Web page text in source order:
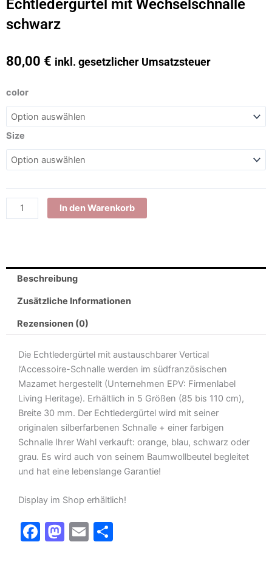
Echtledergürtel mit Wechselschnalle
schwarz
80,00 € inkl. gesetzlicher Umsatzsteuer
color
Size
Echtledergürtel
mit
Wechselschnalle
schwarz
Menge
In den Warenkorb
Beschreibung
Zusätzliche Informationen
Rezensionen (0)
Die Echtledergürtel mit austauschbarer Vertical
l’Accessoire-Schnalle werden im südfranzösischen
Mazamet hergestellt (Unternehmen EPV: Firmenlabel
Living Heritage). Erhältlich in 5 Größen (85 bis 110 cm),
Breite 30 mm. Der Echtledergürtel wird mit seiner
originalen silberfarbenen Schnalle + einer farbigen
Schnalle Ihrer Wahl verkauft: orange, blau, schwarz oder
grau. Es wird auch von seinem Baumwollbeutel begleitet
und hat eine lebenslange Garantie!
Display im Shop erhältlich!
F
M E